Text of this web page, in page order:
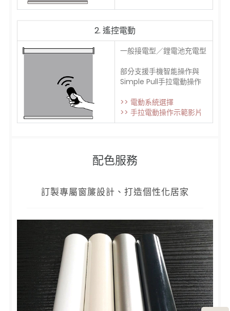
2. 遙控電動
一般接電型／鋰電池充電型
部分支援手機智能操作與
Simple Pull手拉電動操作
>> 電動系統選擇
>> 手拉電動操作示範影片
配色服務
訂製專屬窗簾設計、打造個性化居家